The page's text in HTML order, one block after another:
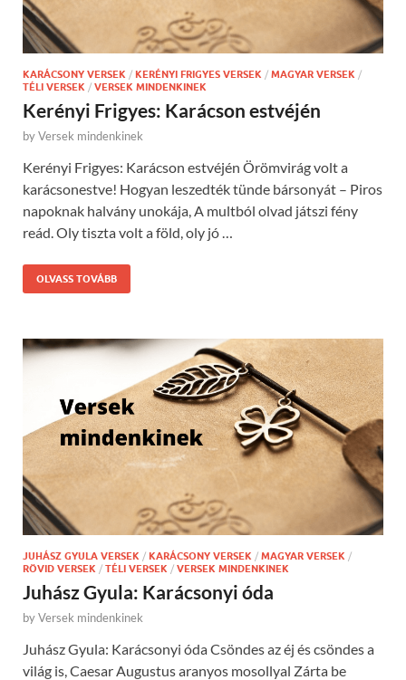
KARÁCSONY VERSEK / KERÉNYI FRIGYES VERSEK / MAGYAR VERSEK /
TÉLI VERSEK / VERSEK MINDENKINEK
Kerényi Frigyes: Karácson estvéjén
byVersek mindenkinek
Kerényi Frigyes: Karácson estvéjén Örömvirág volt a
karácsonestve! Hogyan leszedték tünde bársonyát – Piros
napoknak halvány unokája, A multból olvad játszi fény
reád. Oly tiszta volt a föld, oly jó …
OLVASS TOVÁBB
JUHÁSZ GYULA VERSEK / KARÁCSONY VERSEK / MAGYAR VERSEK /
RÖVID VERSEK / TÉLI VERSEK / VERSEK MINDENKINEK
Juhász Gyula: Karácsonyi óda
byVersek mindenkinek
Juhász Gyula: Karácsonyi óda Csöndes az éj és csöndes a
világ is, Caesar Augustus aranyos mosollyal Zárta be